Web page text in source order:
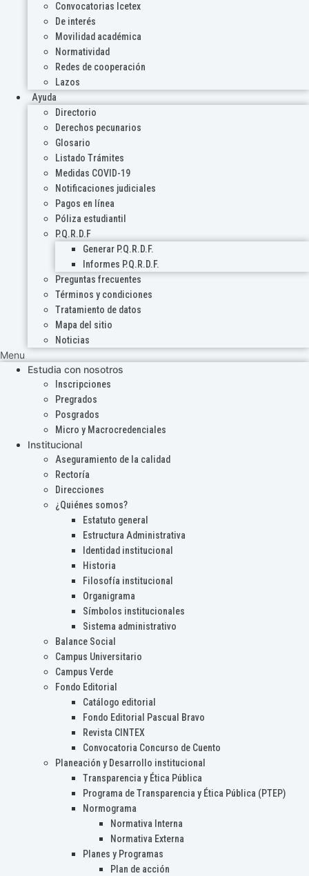
Convocatorias Icetex
De interés
Movilidad académica
Normatividad
Redes de cooperación
Lazos
Ayuda
Directorio
Derechos pecunarios
Glosario
Listado Trámites
Medidas COVID-19
Notificaciones judiciales
Pagos en línea
Póliza estudiantil
P.Q.R.D.F
Generar P.Q.R.D.F.
Informes P.Q.R.D.F.
Preguntas frecuentes
Términos y condiciones
Tratamiento de datos
Mapa del sitio
Noticias
Menu
Estudia con nosotros
Inscripciones
Pregrados
Posgrados
Micro y Macrocredenciales
Institucional
Aseguramiento de la calidad
Rectoría
Direcciones
¿Quiénes somos?
Estatuto general
Estructura Administrativa
Identidad institucional
Historia
Filosofía institucional
Organigrama
Símbolos institucionales
Sistema administrativo
Balance Social
Campus Universitario
Campus Verde
Fondo Editorial
Catálogo editorial
Fondo Editorial Pascual Bravo
Revista CINTEX
Convocatoria Concurso de Cuento
Planeación y Desarrollo institucional
Transparencia y Ética Pública
Programa de Transparencia y Ética Pública (PTEP)
Normograma
Normativa Interna
Normativa Externa
Planes y Programas
Plan de acción